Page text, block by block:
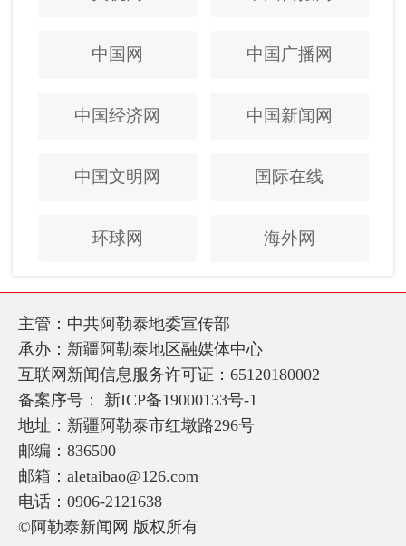
中国网 中国广播网
中国经济网 中国新闻网
中国文明网 国际在线
环球网 海外网
主管：中共阿勒泰地委宣传部
承办：新疆阿勒泰地区融媒体中心
互联网新闻信息服务许可证：65120180002
备案序号： 新ICP备19000133号-1
地址：新疆阿勒泰市红墩路296号
邮编：836500
邮箱：aletaibao@126.com
电话：0906-2121638
©阿勒泰新闻网 版权所有